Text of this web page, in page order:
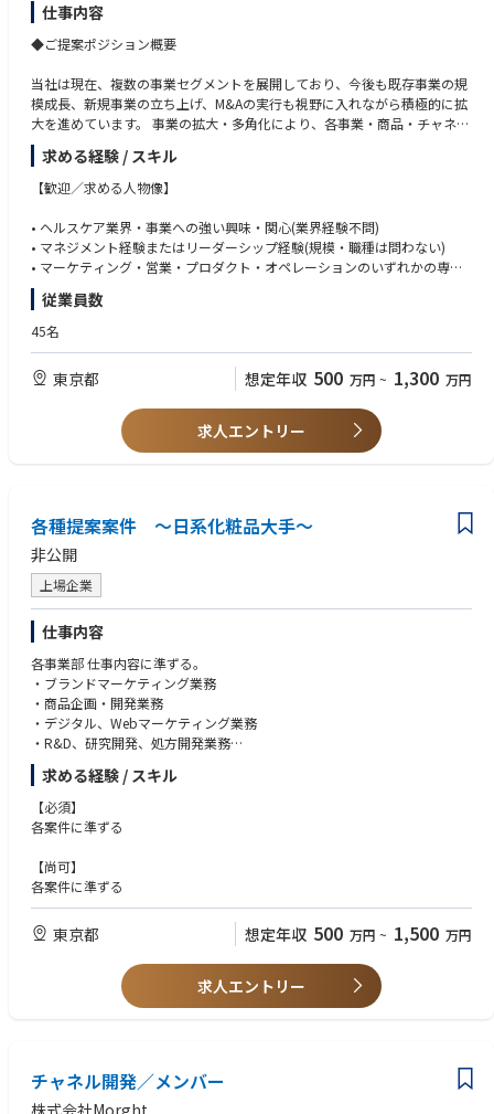
仕事内容
◆ご提案ポジション概要
当社は現在、複数の事業セグメントを展開しており、今後も既存事業の規
模成長、新規事業の立ち上げ、M&Aの実行も視野に入れながら積極的に拡
大を進めています。 事業の拡大・多角化により、各事業・商品・チャネル
ごとに責任を担うリーダーの確保が急務となっています。
今回の採用は、特定の事業部・役割に限定したものではなく、「オープン
ご応募者のご経歴・ご経験を踏まえた上で、最適な事業・ユニットにアサ
インする形を取ります。 まずはディスカッションからスタートし、ご一緒
に活躍いただける場を柔軟に検討いたします。
【このポジションにフィットする方】
「事業の成長を自分ごととして牽引したい」「ヘルスケアという領域で社
会に貢献したい」という志をお持ちの方を求めています。
■ AIネイティブな働き方に興味がある方
■ データドリブンな事業開発に興味がある方
■ 医療×事業の最前線で働きたい方
元医師のファウンダーと共に、科学的エビデンスに基づいたヘルスケア事
業を推進したい方
バックグラウンドや専門領域は問いません。まずはカジュアルにお話しで
きればと思います。ぜひご応募ください。
【担当いただく業務】
アサインされる事業・ユニットによって異なりますが、以下のような役割
を期待しています。
• 事業戦略の策定・実行(KPI設計、予算管理、ロードマップ作成など)
• 事業部内のチームマネジメントおよびメンバー育成
• マーケティング・営業・プロダクトなど各機能との連携推進
• 新規事業・新チャネル・新商品の企画・立ち上げへの参画
• 経営陣との連携による事業方針の合意形成・推進
• AIツールを活用した業務効率化・データ分析
• マイクロバイオームデータを活用した事業開発
求める経験 / スキル
【歓迎／求める人物像】
• ヘルスケア業界・事業への強い興味・関心(業界経験不問)
• マネジメント経験またはリーダーシップ経験(規模・職種は問わない)
• マーケティング・営業・プロダクト・オペレーションのいずれかの専門
経験
• AI/テクノロジーツールの活用経験
• 事業責任者・事業部長などの経験
• 複数のステークホルダーを巻き込みながら成果を出した経験
• データ分析・データドリブンな意思決定の経験
※候補者様の経験・スキルに応じて応相談しながら選考を進めます。
従業員数
45名
東京都 想定年収 500 万円 ~ 1,300 万円
求人エントリー
各種提案案件 ～日系化粧品大手～
非公開
上場企業
仕事内容
各事業部 仕事内容に準ずる。
・ブランドマーケティング業務
・商品企画・開発業務
・デジタル、Webマーケティング業務
・R&D、研究開発、処方開発業務
・他
求める経験 / スキル
【必須】
各案件に準ずる
【尚可】
各案件に準ずる
東京都 想定年収 500 万円 ~ 1,500 万円
求人エントリー
チャネル開発／メンバー